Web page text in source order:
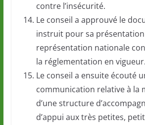
contre l’insécurité.
Le conseil a approuvé le
instruit pour sa
représentation nationale
la réglementation en vigueur.
Le conseil a ensuite écouté
communication relative à la
d’une structure
d’appui aux très petites,